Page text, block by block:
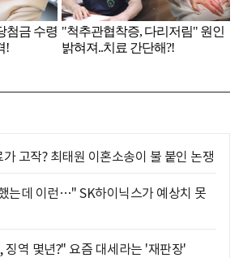
고작? 최태원 이혼소송이 불 붙인 논쟁
는데 이런…" SK하이닉스가 예상치 못
징역 몇년?" 요즘 대세라는 '재판장'